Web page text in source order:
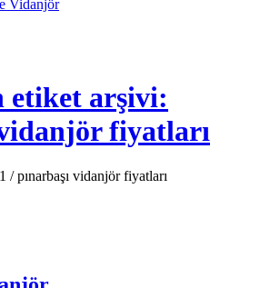
Vidanjör
etiket arşivi:
fiyatları
1 / pınarbaşı vidanjör fiyatları